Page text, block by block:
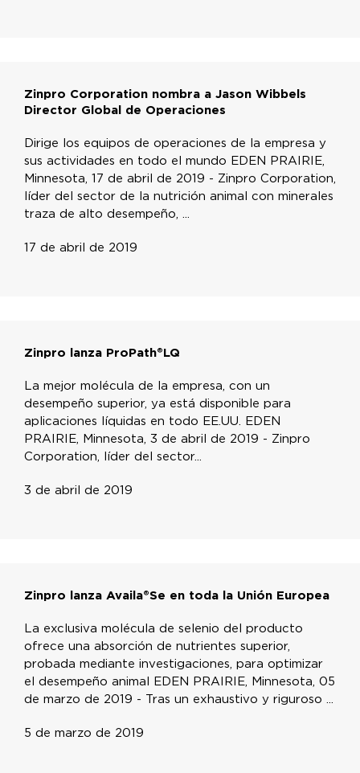
Zinpro Corporation nombra a Jason Wibbels
Director Global de Operaciones
Dirige los equipos de operaciones de la empresa y
sus actividades en todo el mundo EDEN PRAIRIE,
Minnesota, 17 de abril de 2019 - Zinpro Corporation,
líder del sector de la nutrición animal con minerales
traza de alto desempeño, ...
17 de abril de 2019
Zinpro lanza ProPath®LQ
La mejor molécula de la empresa, con un
desempeño superior, ya está disponible para
aplicaciones líquidas en todo EE.UU. EDEN
PRAIRIE, Minnesota, 3 de abril de 2019 - Zinpro
Corporation, líder del sector...
3 de abril de 2019
Zinpro lanza Availa®Se en toda la Unión Europea
La exclusiva molécula de selenio del producto
ofrece una absorción de nutrientes superior,
probada mediante investigaciones, para optimizar
el desempeño animal EDEN PRAIRIE, Minnesota, 05
de marzo de 2019 - Tras un exhaustivo y riguroso ...
5 de marzo de 2019